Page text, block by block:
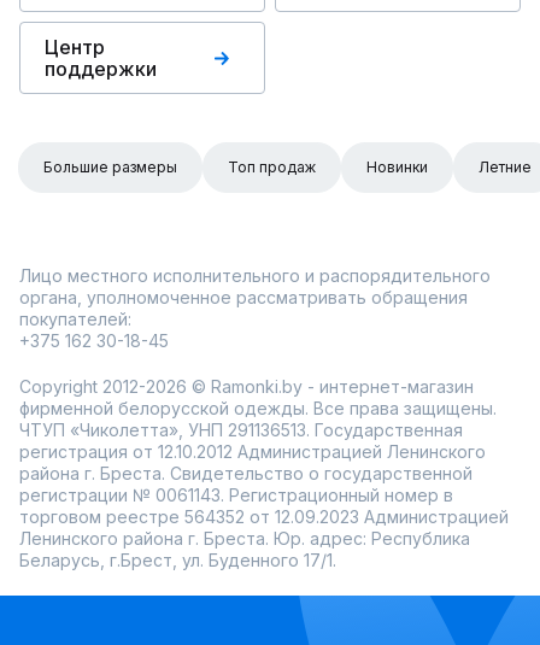
Центр
поддержки
Большие размеры Топ продаж Новинки Летние
Лицо местного исполнительного и распорядительного
органа, уполномоченное рассматривать обращения
покупателей:
+375 162 30-18-45
Copyright 2012-2026 © Ramonki.by - интернет-магазин
фирменной белорусской одежды. Все права защищены.
ЧТУП «Чиколетта», УНП 291136513. Государственная
регистрация от 12.10.2012 Администрацией Ленинского
района г. Бреста. Свидетельство о государственной
регистрации № 0061143. Регистрационный номер в
торговом реестре 564352 от 12.09.2023 Администрацией
Ленинского района г. Бреста. Юр. адрес: Республика
Беларусь, г.Брест, ул. Буденного 17/1.